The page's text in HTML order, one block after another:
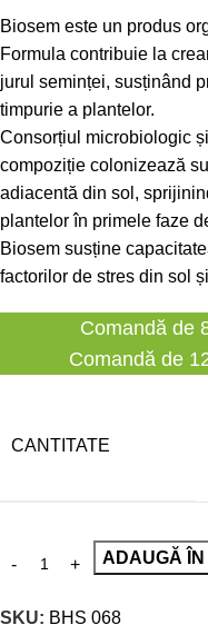
Biosem este un produs
Formula contribuie la
jurul seminței, susținând
timpurie a plantelor.
Consorțiul microbiologic
compoziție colonizează
adiacentă din sol,
plantelor în primele faze
Biosem susține
factorilor de stres din sol
Comandă de
Comandă de
CANTITATE
ADAUGĂ ÎN
SKU: BHS 068